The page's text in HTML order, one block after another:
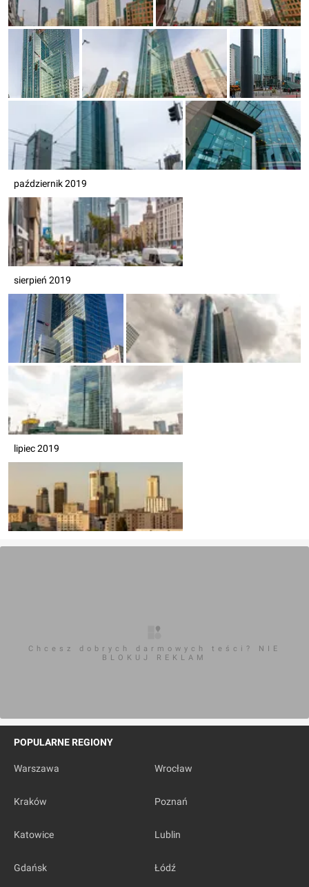
październik 2019
sierpień 2019
lipiec 2019
Chcesz dobrych darmowych teści? NIE
BLOKUJ REKLAM
POPULARNE REGIONY
Warszawa Wrocław
Kraków Poznań
Katowice Lublin
Gdańsk Łódź